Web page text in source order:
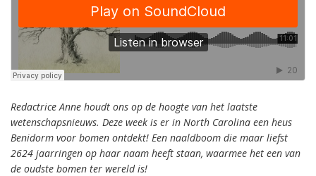
Redactrice Anne houdt ons op de hoogte van het laatste
wetenschapsnieuws. Deze week is er in North Carolina een heus
Benidorm voor bomen ontdekt! Een naaldboom die maar liefst
2624 jaarringen op haar naam heeft staan, waarmee het een van
de oudste bomen ter wereld is!